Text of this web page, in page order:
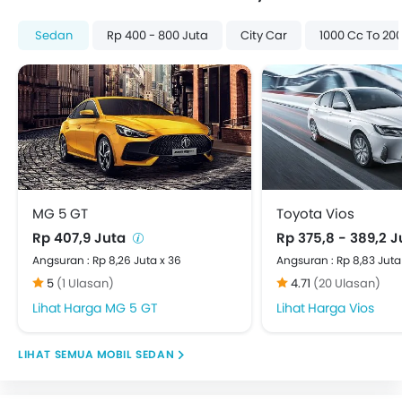
ISOFIX Child Seat Mounts
Emergency Stop Signal
Sedan Rp 400 - 800 Juta City Car 1000 Cc To
MG 5 GT
Rp 407,9 Juta
Angsuran : Rp 8,26 Juta x 36
5 (1 Ulasan)
Harga MG 5 GT
Toyota Vios
Rp 375,8 - 389,2
Angsuran : Rp 8,83
4.71 (20 Ulasan)
Harga Vios
MOBIL SEDAN